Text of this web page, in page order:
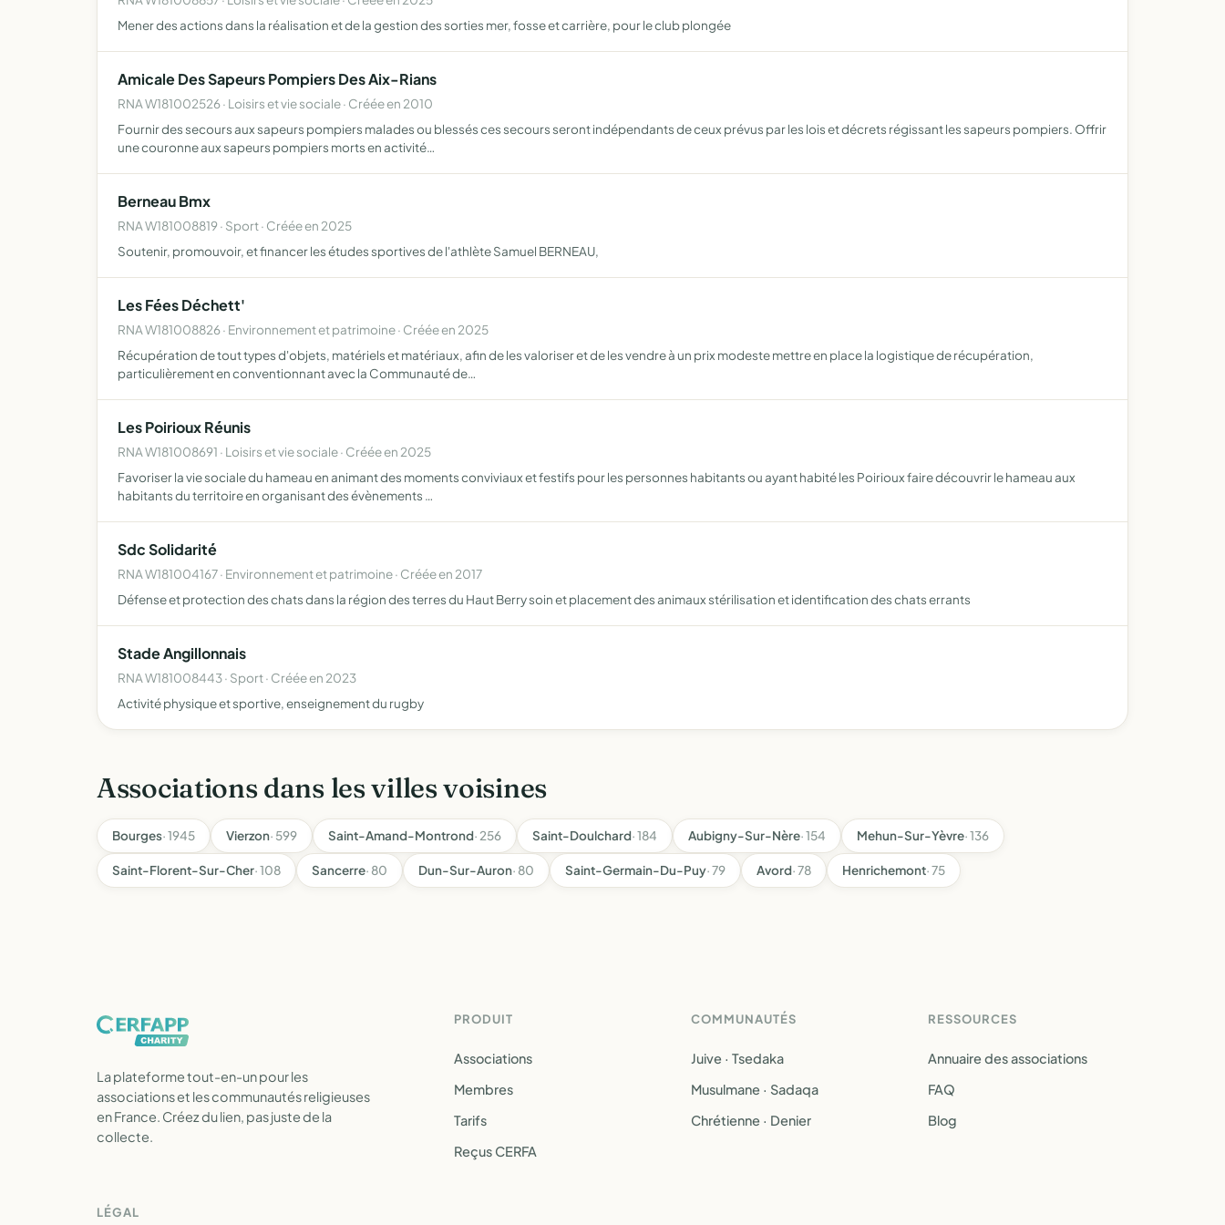
Mener des actions dans la réalisation et de la gestion des sorties mer, fosse et carrière, pour le club plongée
Amicale Des Sapeurs Pompiers Des Aix-Rians
RNA W181002526 · Loisirs et vie sociale · Créée en 2010
Fournir des secours aux sapeurs pompiers malades ou blessés ces secours seront indépendants de ceux prévus par les lois et décrets régissant les sapeurs pompiers. Offrir
une couronne aux sapeurs pompiers morts en activité…
Berneau Bmx
RNA W181008819 · Sport · Créée en 2025
Soutenir, promouvoir, et financer les études sportives de l'athlète Samuel BERNEAU,
Les Fées Déchett'
RNA W181008826 · Environnement et patrimoine · Créée en 2025
Récupération de tout types d'objets, matériels et matériaux, afin de les valoriser et de les vendre à un prix modeste mettre en place la logistique de récupération,
particulièrement en conventionnant avec la Communauté de…
Les Poirioux Réunis
RNA W181008691 · Loisirs et vie sociale · Créée en 2025
Favoriser la vie sociale du hameau en animant des moments conviviaux et festifs pour les personnes habitants ou ayant habité les Poirioux faire découvrir le hameau aux
habitants du territoire en organisant des évènements …
Sdc Solidarité
RNA W181004167 · Environnement et patrimoine · Créée en 2017
Défense et protection des chats dans la région des terres du Haut Berry soin et placement des animaux stérilisation et identification des chats errants
Stade Angillonnais
RNA W181008443 · Sport · Créée en 2023
Activité physique et sportive, enseignement du rugby
Associations dans les villes voisines
Bourges· 1945 Vierzon· 599 Saint-Amand-Montrond· 256 Saint-Doulchard· 184 Aubigny-Sur-Nère· 154 Mehun-Sur-Yèvre· 136
Saint-Florent-Sur-Cher· 108 Sancerre· 80 Dun-Sur-Auron· 80 Saint-Germain-Du-Puy· 79 Avord· 78 Henrichemont· 75
La plateforme tout-en-un pour les
associations et les communautés religieuses
en France. Créez du lien, pas juste de la
collecte.
PRODUIT
Associations
Membres
Tarifs
Reçus CERFA
COMMUNAUTÉS
Juive · Tsedaka
Musulmane · Sadaqa
Chrétienne · Denier
RESSOURCES
Annuaire des associations
FAQ
Blog
LÉGAL